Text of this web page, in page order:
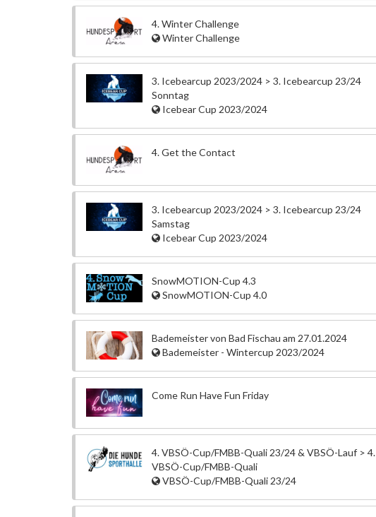
4. Winter Challenge
Winter Challenge
3. Icebearcup 2023/2024 > 3. Icebearcup 23/24
Sonntag
Icebear Cup 2023/2024
4. Get the Contact
3. Icebearcup 2023/2024 > 3. Icebearcup 23/24
Samstag
Icebear Cup 2023/2024
SnowMOTION-Cup 4.3
SnowMOTION-Cup 4.0
Bademeister von Bad Fischau am 27.01.2024
Bademeister - Wintercup 2023/2024
Come Run Have Fun Friday
4. VBSÖ-Cup/FMBB-Quali 23/24 & VBSÖ-Lauf > 4.
VBSÖ-Cup/FMBB-Quali
VBSÖ-Cup/FMBB-Quali 23/24